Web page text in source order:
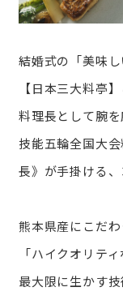
結婚式の「美味
【日本三大料亭
料理長として腕を
技能五輪全国大
長》が手掛ける、
熊本県産にこだ
「ハイクオリテ
最大限に生かす